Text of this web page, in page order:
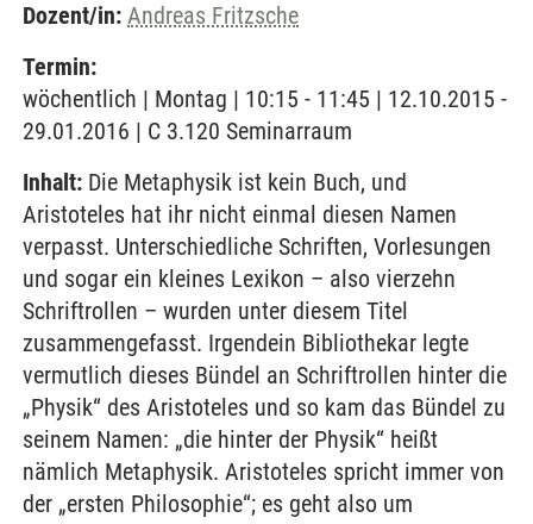
Dozent/in: Andreas Fritzsche
Termin:
wöchentlich | Montag | 10:15 - 11:45 | 12.10.2015 -
29.01.2016 | C 3.120 Seminarraum
Inhalt: Die Metaphysik ist kein Buch, und
Aristoteles hat ihr nicht einmal diesen Namen
verpasst. Unterschiedliche Schriften, Vorlesungen
und sogar ein kleines Lexikon – also vierzehn
Schriftrollen – wurden unter diesem Titel
zusammengefasst. Irgendein Bibliothekar legte
vermutlich dieses Bündel an Schriftrollen hinter die
„Physik“ des Aristoteles und so kam das Bündel zu
seinem Namen: „die hinter der Physik“ heißt
nämlich Metaphysik. Aristoteles spricht immer von
der „ersten Philosophie“; es geht also um